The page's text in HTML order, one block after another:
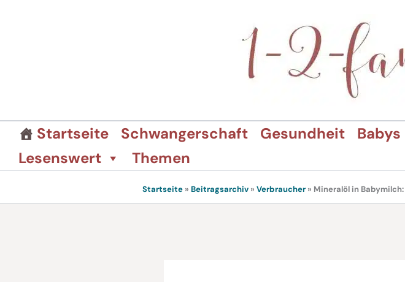
Startseite Schwangerschaft Gesundheit
Lesenswert
Themen
Startseite » Beitragsarchiv » Verbraucher » Mineralöl in